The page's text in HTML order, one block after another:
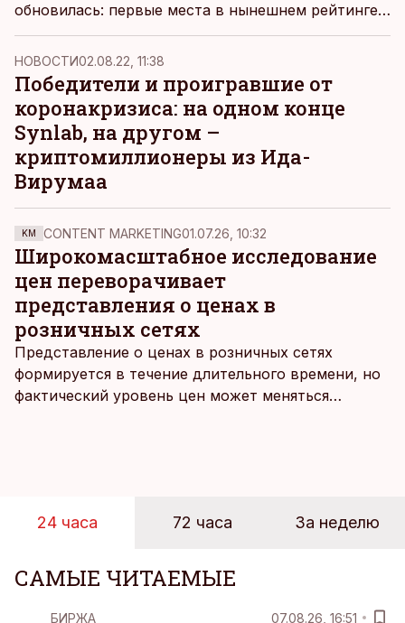
обновилась: первые места в нынешнем рейтинге
занимают Pipedrive, ITM Trade и Twilio Estonia.
НОВОСТИ02.08.22, 11:38
Победители и проигравшие от
коронакризиса: на одном конце
Synlab, на другом –
криптомиллионеры из Ида-
Вирумаа
KM CONTENT MARKETING01.07.26, 10:32
Широкомасштабное исследование
цен переворачивает
представления о ценах в
розничных сетях
Представление о ценах в розничных сетях
формируется в течение длительного времени, но
фактический уровень цен может меняться
24 часа 72 часа За неделю
САМЫЕ ЧИТАЕМЫЕ
БИРЖА 07.08.26, 16:51